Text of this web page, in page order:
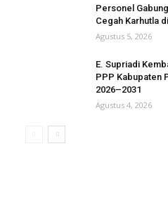
Personel
Cegah Karhutla
Agustus 5, 2026
E. Supriadi
PPP Kabupaten
2026–2031
Agustus 4, 2026